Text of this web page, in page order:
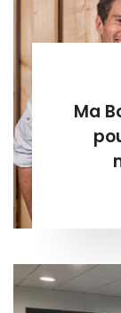
Ma